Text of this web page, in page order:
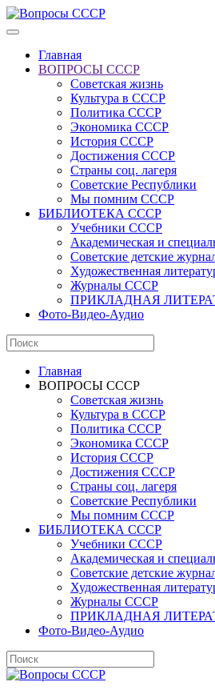
Главная
ВОПРОСЫ СССР
Советская жизнь
Культура в СССР
Политика СССР
Экономика СССР
История СССР
Достижения СССР
Страны соц. лагеря
Советские Республики
Мы помним СССР
БИБЛИОТЕКА СССР
Учебники СССР
Академическая и
Советские детские
Художественная
Журналы СССР
ПРИКЛАДНАЯ
Фото-Видео-Аудио
Главная
ВОПРОСЫ СССР
Советская жизнь
Культура в СССР
Политика СССР
Экономика СССР
История СССР
Достижения СССР
Страны соц. лагеря
Советские Республики
Мы помним СССР
БИБЛИОТЕКА СССР
Учебники СССР
Академическая и
Советские детские
Художественная
Журналы СССР
ПРИКЛАДНАЯ
Фото-Видео-Аудио